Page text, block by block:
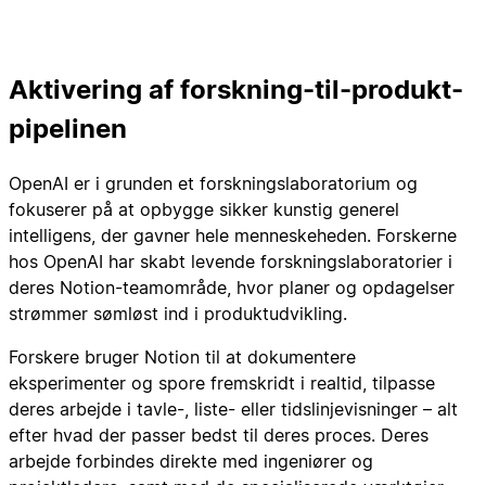
Aktivering af forskning-til-produkt-
pipelinen
OpenAI er i grunden et forskningslaboratorium og
fokuserer på at opbygge sikker kunstig generel
intelligens, der gavner hele menneskeheden. Forskerne
hos OpenAI har skabt levende forskningslaboratorier i
deres Notion-teamområde, hvor planer og opdagelser
strømmer sømløst ind i produktudvikling.
Forskere bruger Notion til at dokumentere
eksperimenter og spore fremskridt i realtid, tilpasse
deres arbejde i tavle-, liste- eller tidslinjevisninger – alt
efter hvad der passer bedst til deres proces. Deres
arbejde forbindes direkte med ingeniører og